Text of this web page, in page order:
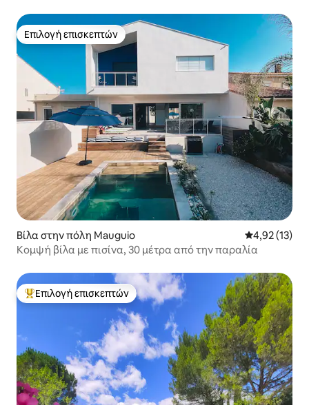
Επιλογή επισκεπτών
Επιλογή επισκεπτών
Βίλα στην πόλη Mauguio Μέση
4,92 (13)
Κομψή βίλα με πισίνα, 30 μέτρα από την παραλία
Κορυφαία επιλογή επισκεπτών
Επιλογή επισκεπτών